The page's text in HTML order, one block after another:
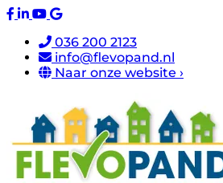
036 200 2123
info@flevopand.nl
Naar onze website ›